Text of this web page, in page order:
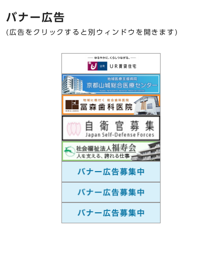
バナー広告
(広告をクリックすると別ウィンドウを開きます)